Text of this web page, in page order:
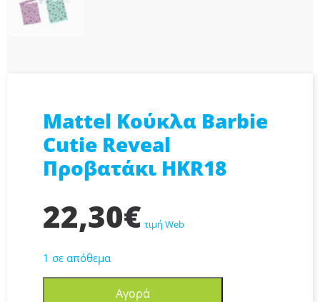
Mattel Κούκλα Barbie
Cutie Reveal
Προβατάκι HKR18
22,30€ τιμή Web
1 σε απόθεμα
Αγορά